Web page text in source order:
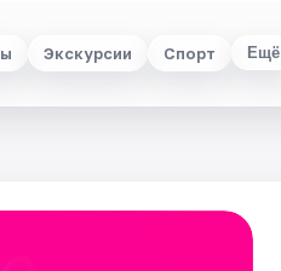
Экскурсии Спорт Ещё